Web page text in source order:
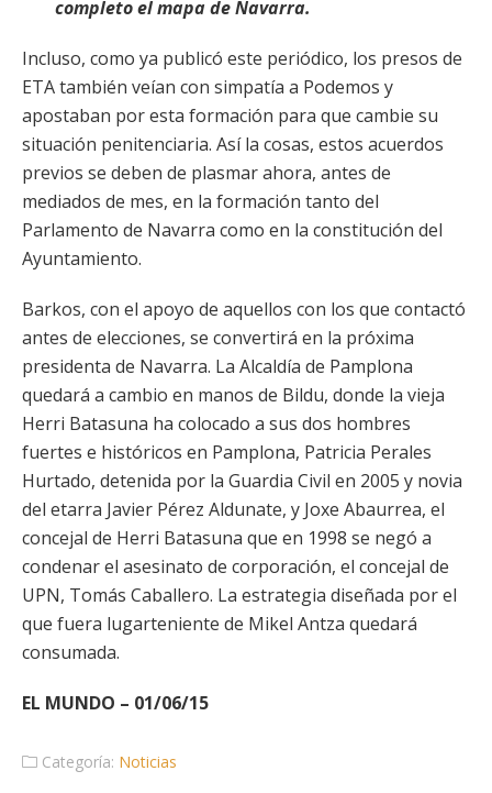
completo el mapa de Navarra.
Incluso, como ya publicó este periódico, los presos de
ETA también veían con simpatía a Podemos y
apostaban por esta formación para que cambie su
situación penitenciaria. Así la cosas, estos acuerdos
previos se deben de plasmar ahora, antes de
mediados de mes, en la formación tanto del
Parlamento de Navarra como en la constitución del
Ayuntamiento.
Barkos, con el apoyo de aquellos con los que contactó
antes de elecciones, se convertirá en la próxima
presidenta de Navarra. La Alcaldía de Pamplona
quedará a cambio en manos de Bildu, donde la vieja
Herri Batasuna ha colocado a sus dos hombres
fuertes e históricos en Pamplona, Patricia Perales
Hurtado, detenida por la Guardia Civil en 2005 y novia
del etarra Javier Pérez Aldunate, y Joxe Abaurrea, el
concejal de Herri Batasuna que en 1998 se negó a
condenar el asesinato de corporación, el concejal de
UPN, Tomás Caballero. La estrategia diseñada por el
que fuera lugarteniente de Mikel Antza quedará
consumada.
EL MUNDO – 01/06/15
Categoría: Noticias